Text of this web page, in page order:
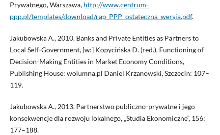
Prywatnego, Warszawa, http://www.centrum-
ppp.pl/templates/download/rap_PPP_ostateczna_wersja.pdf.
Jakubowska A., 2010, Banks and Private Entities as Partners to
Local Self-Government, [w:] Kopycińska D. (red.), Functioning of
Decision-Making Entities in Market Economy Conditions,
Publishing House: wolumna.pl Daniel Krzanowski, Szczecin: 107–
119.
Jakubowska A., 2013, Partnerstwo publiczno-prywatne i jego
konsekwencje dla rozwoju lokalnego, „Studia Ekonomiczne”, 156:
177–188.